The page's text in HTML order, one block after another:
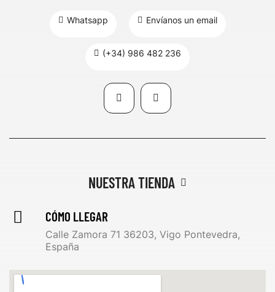
Whatsapp Envíanos un email
(+34) 986 482 236
NUESTRA TIENDA
CÓMO LLEGAR
Calle Zamora 71 36203, Vigo Pontevedra,
España